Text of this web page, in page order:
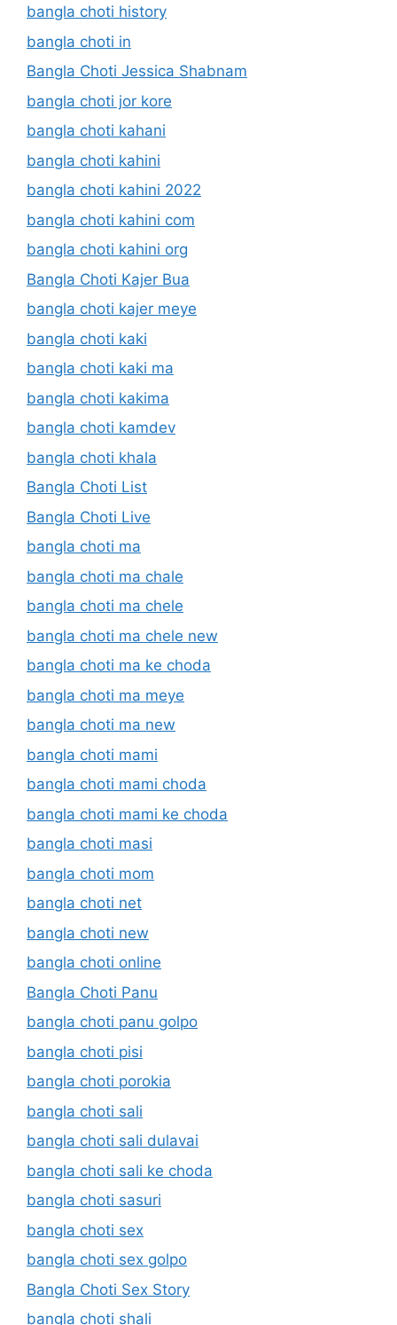
bangla choti history
bangla choti in
Bangla Choti Jessica Shabnam
bangla choti jor kore
bangla choti kahani
bangla choti kahini
bangla choti kahini 2022
bangla choti kahini com
bangla choti kahini org
Bangla Choti Kajer Bua
bangla choti kajer meye
bangla choti kaki
bangla choti kaki ma
bangla choti kakima
bangla choti kamdev
bangla choti khala
Bangla Choti List
Bangla Choti Live
bangla choti ma
bangla choti ma chale
bangla choti ma chele
bangla choti ma chele new
bangla choti ma ke choda
bangla choti ma meye
bangla choti ma new
bangla choti mami
bangla choti mami choda
bangla choti mami ke choda
bangla choti masi
bangla choti mom
bangla choti net
bangla choti new
bangla choti online
Bangla Choti Panu
bangla choti panu golpo
bangla choti pisi
bangla choti porokia
bangla choti sali
bangla choti sali dulavai
bangla choti sali ke choda
bangla choti sasuri
bangla choti sex
bangla choti sex golpo
Bangla Choti Sex Story
bangla choti shali